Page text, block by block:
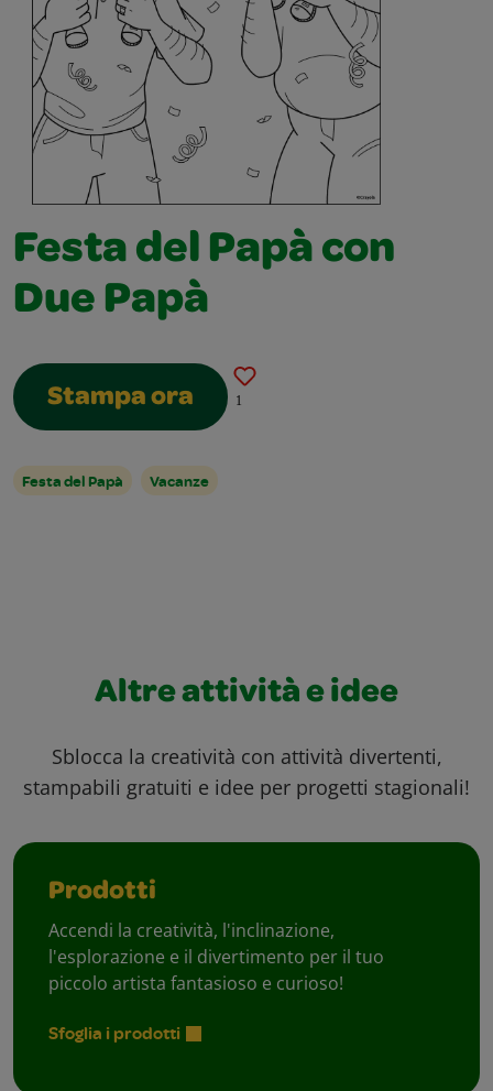
Festa del Papà con
Due Papà
Stampa ora 1
Festa del Papà Vacanze
Altre attività e idee
Sblocca la creatività con attività divertenti,
stampabili gratuiti e idee per progetti stagionali!
Prodotti
Accendi la creatività, l'inclinazione,
l'esplorazione e il divertimento per il tuo
piccolo artista fantasioso e curioso!
Sfoglia i prodotti